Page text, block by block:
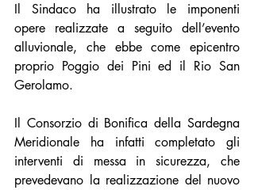
Il Sindaco ha illustrato le imponenti
opere realizzate a seguito dell’evento
alluvionale, che ebbe come epicentro
proprio Poggio dei Pini ed il Rio San
Gerolamo.
Il Consorzio di Bonifica della Sardegna
Meridionale ha infatti completato gli
interventi di messa in sicurezza, che
prevedevano la realizzazione del nuovo